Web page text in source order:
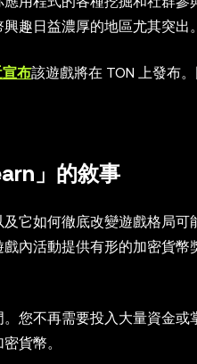
趣日益濃厚的地區尤其突出。
布該遊戲將在 TON 上發布
」的敘事
它如何徹底改變遊戲格局可
內活動提供有形的加密貨
您不再需要投入大量資金
貨幣。